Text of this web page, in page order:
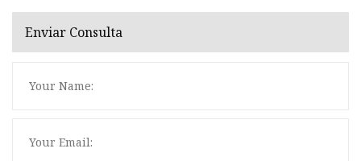
Enviar Consulta